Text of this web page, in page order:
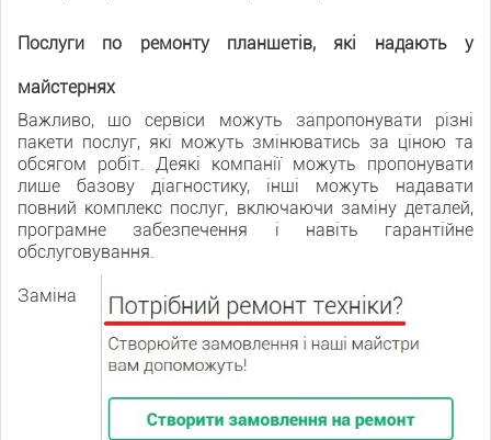
Послуги по ремонту планшетів, які надають у
майстернях
Важливо, що сервіси можуть запропонувати різні
пакети послуг, які можуть змінюватись за ціною та
обсягом робіт. Деякі компанії можуть пропонувати
лише базову діагностику, інші можуть надавати
повний комплекс послуг, включаючи заміну деталей,
програмне забезпечення і навіть гарантійне
обслуговування.
Заміна